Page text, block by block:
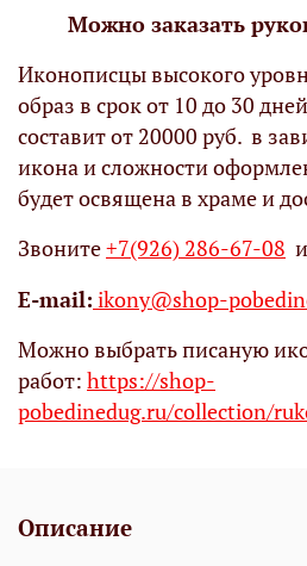
Можно заказать
Иконописцы высокого
образ в срок от 10 до 30
составит от 20000 руб. в
икона и сложности
будет освящена в храме и
Звоните+7(926) 286-67-08
Е-mail: ikony@shop-
Можно выбрать писаную
работ: https://shop-
pobedinedug.ru/collection/
Описание